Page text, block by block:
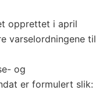
opprettet i april
varselordningene til
og
er formulert slik: